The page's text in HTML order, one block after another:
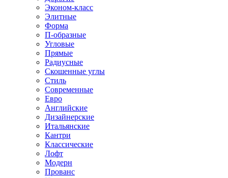
Эконом-класс
Элитные
Форма
П-образные
Угловые
Прямые
Радиусные
Скошенные углы
Стиль
Современные
Евро
Английские
Дизайнерские
Итальянские
Кантри
Классические
Лофт
Модерн
Прованс